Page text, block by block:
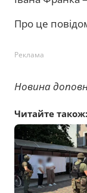
Про це
Реклама
Новина
Читайте також: